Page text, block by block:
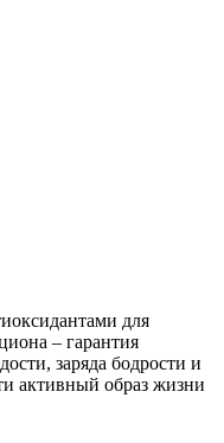
для
– гарантия
заряда бодрости и
активный образ жизни